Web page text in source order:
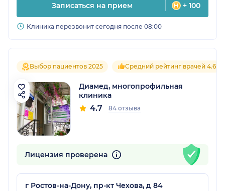
Записаться на прием + 100
Клиника перезвонит сегодня после 08:00
Выбор пациентов 2025 Средний рейтинг врачей 4.6
Диамед, многопрофильная
клиника
4.7 84 отзыва
Лицензия проверена
г Ростов-на-Дону, пр-кт Чехова, д 84